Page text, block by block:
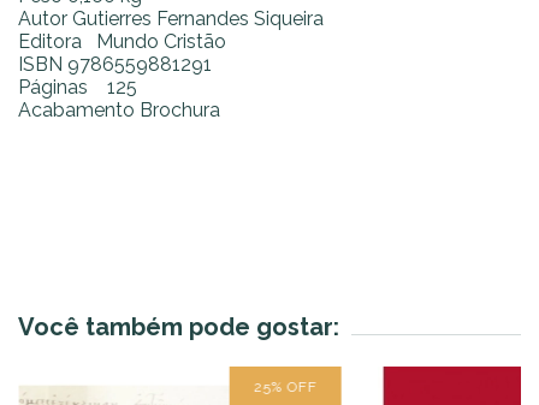
Autor Gutierres Fernandes Siqueira
Editora
Mundo Cristão
ISBN 9786559881291
Páginas
125
Acabamento Brochura
Você também pode gostar:
25%OFF